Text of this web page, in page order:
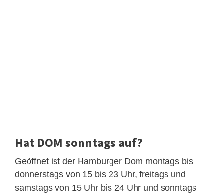
Hat DOM sonntags auf?
Geöffnet ist der Hamburger Dom montags bis
donnerstags von 15 bis 23 Uhr, freitags und
samstags von 15 Uhr bis 24 Uhr und sonntags